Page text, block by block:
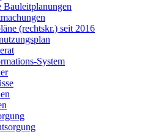
Bauleitplanungen
(rechtskr.) seit 2016
System